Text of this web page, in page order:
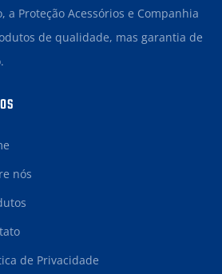
a Proteção Acessórios e Companhia
de qualidade, mas garantia de
nós
de Privacidade